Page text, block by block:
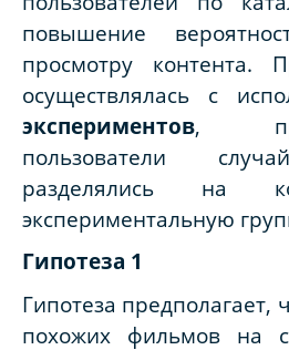
повышение
просмотру контента.
осуществлялась с
экспериментов,
пользователи
разделялись на
экспериментальную
Гипотеза 1
Гипотеза предполагает,
похожих фильмов на